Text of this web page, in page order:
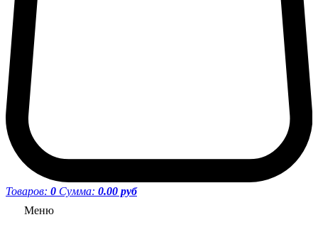
Товаров: 0 Сумма: 0.00 руб
Меню